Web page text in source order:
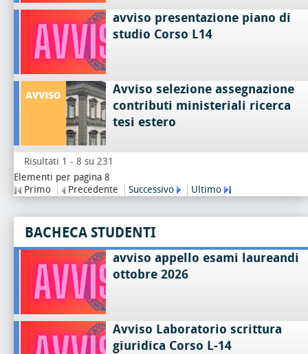
avviso presentazione piano di
studio Corso L14
Avviso selezione assegnazione
contributi ministeriali ricerca
tesi estero
Risultati 1 - 8 su 231
Elementi per pagina 8
Primo
Precedente Successivo Ultimo
BACHECA STUDENTI
avviso appello esami laureandi
ottobre 2026
Avviso Laboratorio scrittura
giuridica Corso L-14